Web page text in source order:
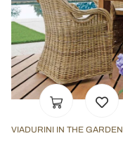
VIADURINI IN THE GARDEN